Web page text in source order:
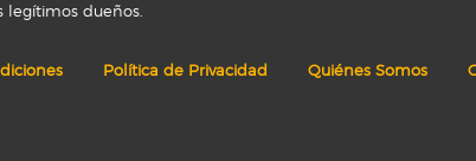
legítimos dueños.
Política de Privacidad Quiénes Somos